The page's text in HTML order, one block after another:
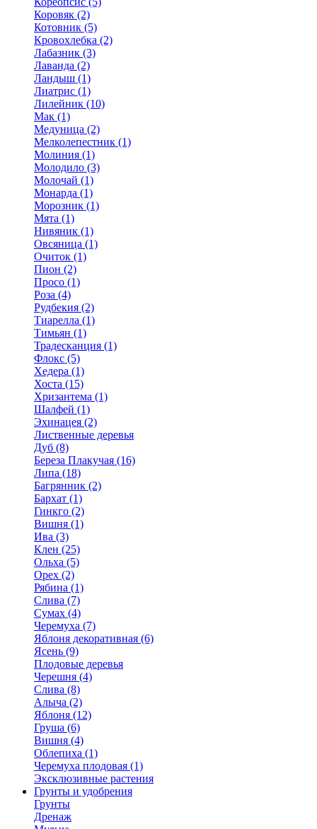
Коровяк (2)
Котовник (5)
Кровохлебка (2)
Лабазник (3)
Лаванда (2)
Ландыш (1)
Лиатрис (1)
Лилейник (10)
Мак (1)
Медуница (2)
Мелколепестник (1)
Молиния (1)
Молодило (3)
Молочай (1)
Монарда (1)
Морозник (1)
Мята (1)
Нивяник (1)
Овсяница (1)
Очиток (1)
Пион (2)
Просо (1)
Роза (4)
Рудбекия (2)
Тиарелла (1)
Тимьян (1)
Традесканция (1)
Флокс (5)
Хедера (1)
Хоста (15)
Хризантема (1)
Шалфей (1)
Эхинацея (2)
Лиственные деревья
Дуб (8)
Береза Плакучая (16)
Липа (18)
Багрянник (2)
Бархат (1)
Гинкго (2)
Вишня (1)
Ива (3)
Клен (25)
Ольха (5)
Орех (2)
Рябина (1)
Слива (7)
Сумах (4)
Черемуха (7)
Яблоня декоративная (6)
Ясень (9)
Плодовые деревья
Черешня (4)
Слива (8)
Алыча (2)
Яблоня (12)
Груша (6)
Вишня (4)
Облепиха (1)
Черемуха плодовая (1)
Эксклюзивные растения
Грунты и удобрения
Грунты
Дренаж